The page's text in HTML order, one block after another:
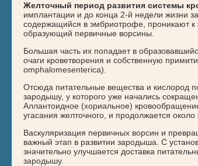
Желточный период развития системы
имплантации и до конца 2-й недели жизни
содержащийся в эмбриотрофе, проникают к
образующий первичные ворсины.
Большая часть их попадает в
очаги кроветворения и собственную
omphalomesenterica).
Отсюда питательные вещества и кислород
зародышу, у которого уже начались
Аллантоидное (хориальное)
угасания желточного, и продолжается около
Васкуляризация первичных ворсин и
важный этап в развитии зародыша. С
значительно улучшается доставка
зародышу.